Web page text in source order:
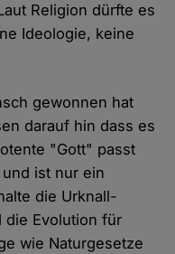
Religion dürfte es
Ideologie, keine
gewonnen hat
darauf hin dass es
"Gott" passt
ist nur ein
die Urknall-
die Evolution für
wie Naturgesetze